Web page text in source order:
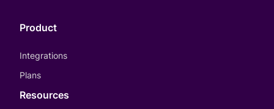
Product
Integrations
Plans
Resources